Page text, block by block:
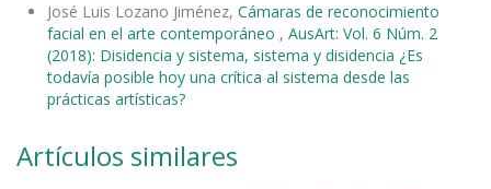
José Luis Lozano Jiménez, Cámaras de reconocimiento
facial en el arte contemporáneo , AusArt: Vol. 6 Núm. 2
(2018): Disidencia y sistema, sistema y disidencia ¿Es
todavía posible hoy una crítica al sistema desde las
prácticas artísticas?
Artículos similares